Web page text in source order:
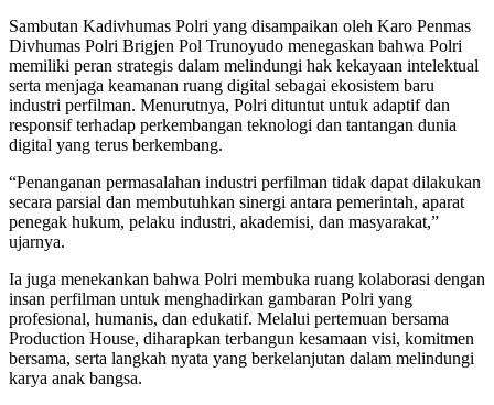
Sambutan Kadivhumas Polri yang disampaikan oleh Karo Penmas
Divhumas Polri Brigjen Pol Trunoyudo menegaskan bahwa Polri
memiliki peran strategis dalam melindungi hak kekayaan intelektual
serta menjaga keamanan ruang digital sebagai ekosistem baru
industri perfilman. Menurutnya, Polri dituntut untuk adaptif dan
responsif terhadap perkembangan teknologi dan tantangan dunia
digital yang terus berkembang.
“Penanganan permasalahan industri perfilman tidak dapat dilakukan
secara parsial dan membutuhkan sinergi antara pemerintah, aparat
penegak hukum, pelaku industri, akademisi, dan masyarakat,”
ujarnya.
Ia juga menekankan bahwa Polri membuka ruang kolaborasi dengan
insan perfilman untuk menghadirkan gambaran Polri yang
profesional, humanis, dan edukatif. Melalui pertemuan bersama
Production House, diharapkan terbangun kesamaan visi, komitmen
bersama, serta langkah nyata yang berkelanjutan dalam melindungi
karya anak bangsa.